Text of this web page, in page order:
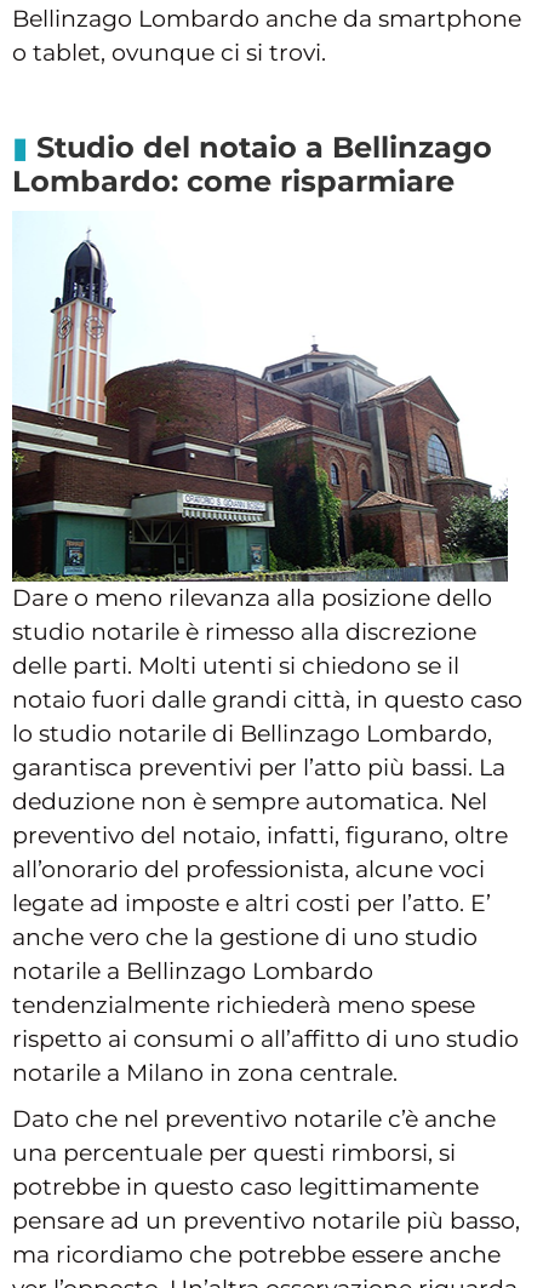
Bellinzago Lombardo anche da smartphone
o tablet, ovunque ci si trovi.
Studio del notaio a Bellinzago
Lombardo: come risparmiare
Dare o meno rilevanza alla posizione dello
studio notarile è rimesso alla discrezione
delle parti. Molti utenti si chiedono se il
notaio fuori dalle grandi città, in questo caso
lo studio notarile di Bellinzago Lombardo,
garantisca preventivi per l’atto più bassi. La
deduzione non è sempre automatica. Nel
preventivo del notaio, infatti, figurano, oltre
all’onorario del professionista, alcune voci
legate ad imposte e altri costi per l’atto. E’
anche vero che la gestione di uno studio
notarile a Bellinzago Lombardo
tendenzialmente richiederà meno spese
rispetto ai consumi o all’affitto di uno studio
notarile a Milano in zona centrale.
Dato che nel preventivo notarile c’è anche
una percentuale per questi rimborsi, si
potrebbe in questo caso legittimamente
pensare ad un preventivo notarile più basso,
ma ricordiamo che potrebbe essere anche